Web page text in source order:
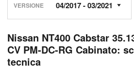
VERSIONE
Nissan NT400 Cabstar
CV PM-DC-RG Cabinato:
tecnica